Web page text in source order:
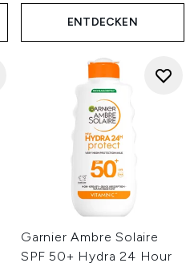
ENTDECKEN
Garnier Ambre Solaire
SPF 50+ Hydra 24 Hour